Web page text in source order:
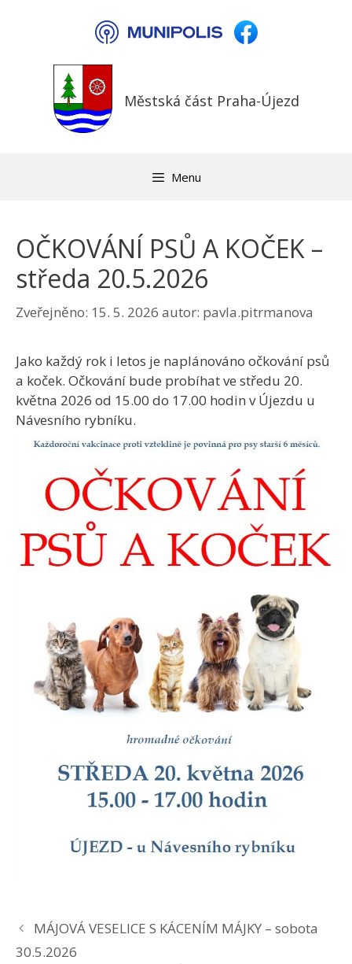
Městská část Praha-Újezd
Menu
OČKOVÁNÍ PSŮ A KOČEK –
středa 20.5.2026
Zveřejněno: 15. 5. 2026 autor: pavla.pitrmanova
Jako každý rok i letos je naplánováno očkování psů
a koček. Očkování bude probíhat ve středu 20.
května 2026 od 15.00 do 17.00 hodin v Újezdu u
Návesního rybníku.
MÁJOVÁ VESELICE S KÁCENÍM MÁJKY – sobota
30.5.2026